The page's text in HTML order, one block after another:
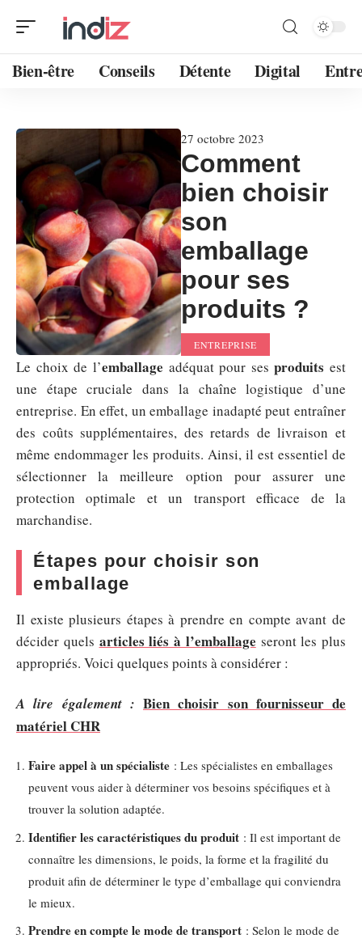
Bien-être Conseils Détente Digital
27 octobre 2023
Comment
bien choisir
son
emballage
pour ses
produits ?
ENTREPRISE
Le choix de l’emballage adéquat pour sesproduits est
une étape cruciale dans la chaîne logistique d’une
entreprise. En effet, un emballage inadapté peut entraîner
des coûts supplémentaires, des retards de livraison et
même endommager les produits. Ainsi, il est essentiel de
sélectionner la meilleure option pour assurer une
protection optimale et un transport efficace de la
marchandise.
Étapes pour choisir son
emballage
Il existe plusieurs étapes à prendre en compte avant de
décider quels articles liés à l’emballage seront les plus
appropriés. Voici quelques points à considérer :
A lire également : Bien choisir son fournisseur de
matériel CHR
Faire appel à un spécialiste : Les spécialistes en emballages
peuvent vous aider à déterminer vos besoins spécifiques et à
trouver la solution adaptée.
Identifier les caractéristiques du produit : Il est important de
connaître les dimensions, le poids, la forme et la fragilité du
produit afin de déterminer le type d’emballage qui conviendra
le mieux.
Prendre en compte le mode de transport : Selon le mode de